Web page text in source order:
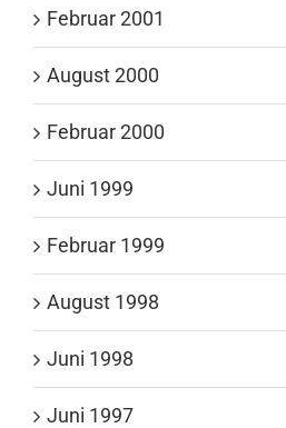
Februar 2001
August 2000
Februar 2000
Juni 1999
Februar 1999
August 1998
Juni 1998
Juni 1997